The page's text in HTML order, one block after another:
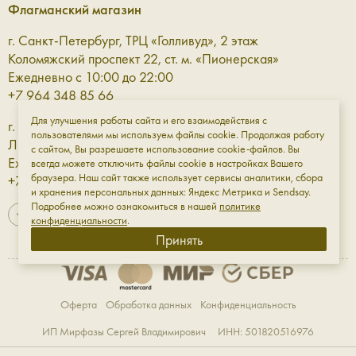
и универсальная, велюр — мягкий и расслабленный.
Вместительная модель, в которую помещается
ноутбук 16" — удобно для работы, учёбы и дел на
каждый день.
Купить большую кожаную женскую сумку
как инвестицию в своё будущее.
Мы верим, что хорошая большая женская сумка из
натуральной кожи — это любовь на многие годы, поэтому
так важно определиться и с её формой. В интернет-
магазине Aprellshop есть разные большие сумки: для
активного ритма, городского шума и поездок за его
пределы — сумка большого размера станет красивым
дополнением к любой авантюре.
Каждая модель Aprell сделана из натуральной кожи,
сочетая в себе красоту и удобство. Также большие сумки
Флагманский магазин
г. Санкт-Петербург, ТРЦ «Голливуд», 2 этаж
Коломяжский проспект 22, ст. м. «Пионерская»
Ежедневно с 10:00 до 22:00
+7 964 348 85 66
г. Санкт-Петербург, ТРЦ «Галерея» 3 этаж
Лиговский проспект, 30а, ст. м. «Площадь Восстания»
Ежедневно с 10:00 до 23:00
+7 961 811-18-98
Оферта Обработка данных
Конфиденциальность
ИП Мирфазы Сергей Владимирович ИНН: 501820516976
Для улучшения работы сайта и его взаимодействия с
пользователями мы используем файлы cookie. Продолжая работу
с сайтом, Вы разрешаете использование cookie-файлов. Вы
всегда можете отключить файлы cookie в настройках Вашего
браузера. Наш сайт также использует сервисы аналитики, сбора
и хранения персональных данных: Яндекс Метрика и Sendsay.
Подробнее можно ознакомиться в нашей политике
конфиденциальности.
Принять